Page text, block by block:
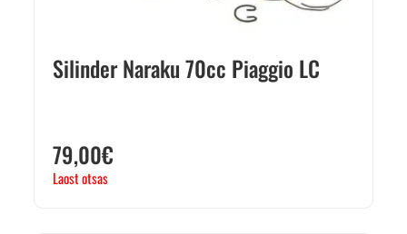
Silinder Naraku 70cc Piaggio LC
79,00€
Laost otsas